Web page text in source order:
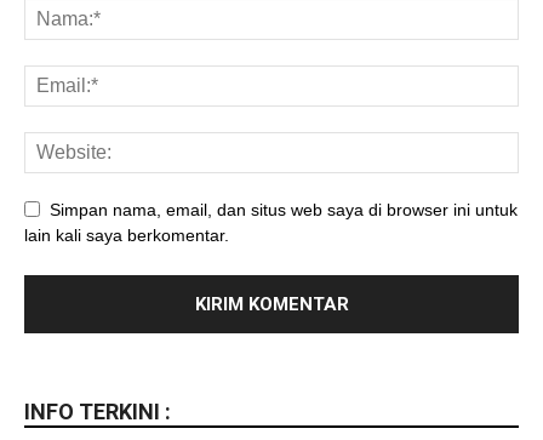
Simpan nama, email, dan situs web saya di browser ini untuk
lain kali saya berkomentar.
INFO TERKINI :